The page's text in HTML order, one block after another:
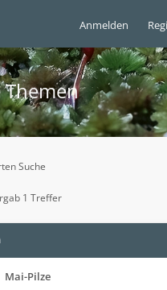
Anmelden
Suche
1 Treffer
Mai-Pilze